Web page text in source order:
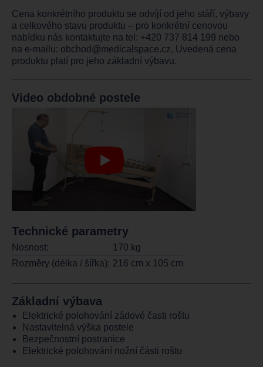
Cena konkrétního produktu se odvíjí od jeho stáří, výbavy
a celkového stavu produktu – pro konkrétní cenovou
nabídku nás kontaktujte na tel: +420 737 814 199 nebo
na e-mailu: obchod@medicalspace.cz. Uvedená cena
produktu platí pro jeho základní výbavu.
Technické parametry
Nosnost:
170 kg
Rozměry (délka / šířka): 216 cm x 105 cm
Video obdobné postele
Základní výbava
Elektrické polohování zádové časti roštu
Nastavitelná výška postele
Bezpečnostní postranice
Elektrické polohování nožní části roštu